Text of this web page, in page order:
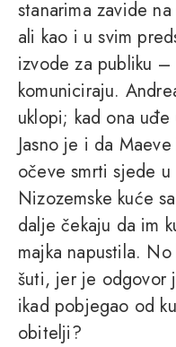
stanarima zavide
ali kao i u svim
izvode za publiku –
komuniciraju.
uklopi; kad ona
Jasno je i da
očeve smrti sjede
Nizozemske kuće
dalje čekaju da im
majka napustila.
šuti, jer je odgovor
ikad pobjegao od
obitelji?